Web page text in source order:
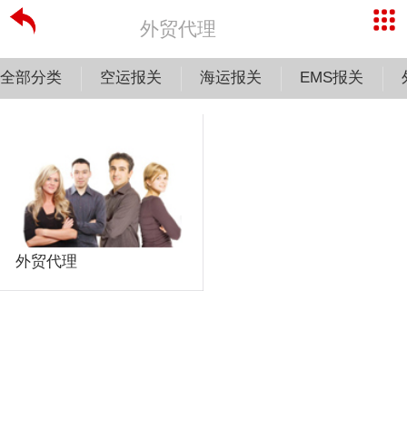
外贸代理
全部分类 空运报关 海运报关 EMS报关
外贸代理